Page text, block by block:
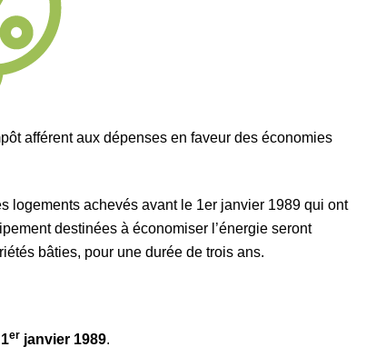
afférent aux dépenses en faveur des économies
logements achevés avant le 1er janvier 1989 qui ont
destinées à économiser l’énergie seront
bâties, pour une durée de trois ans.
er janvier 1989.